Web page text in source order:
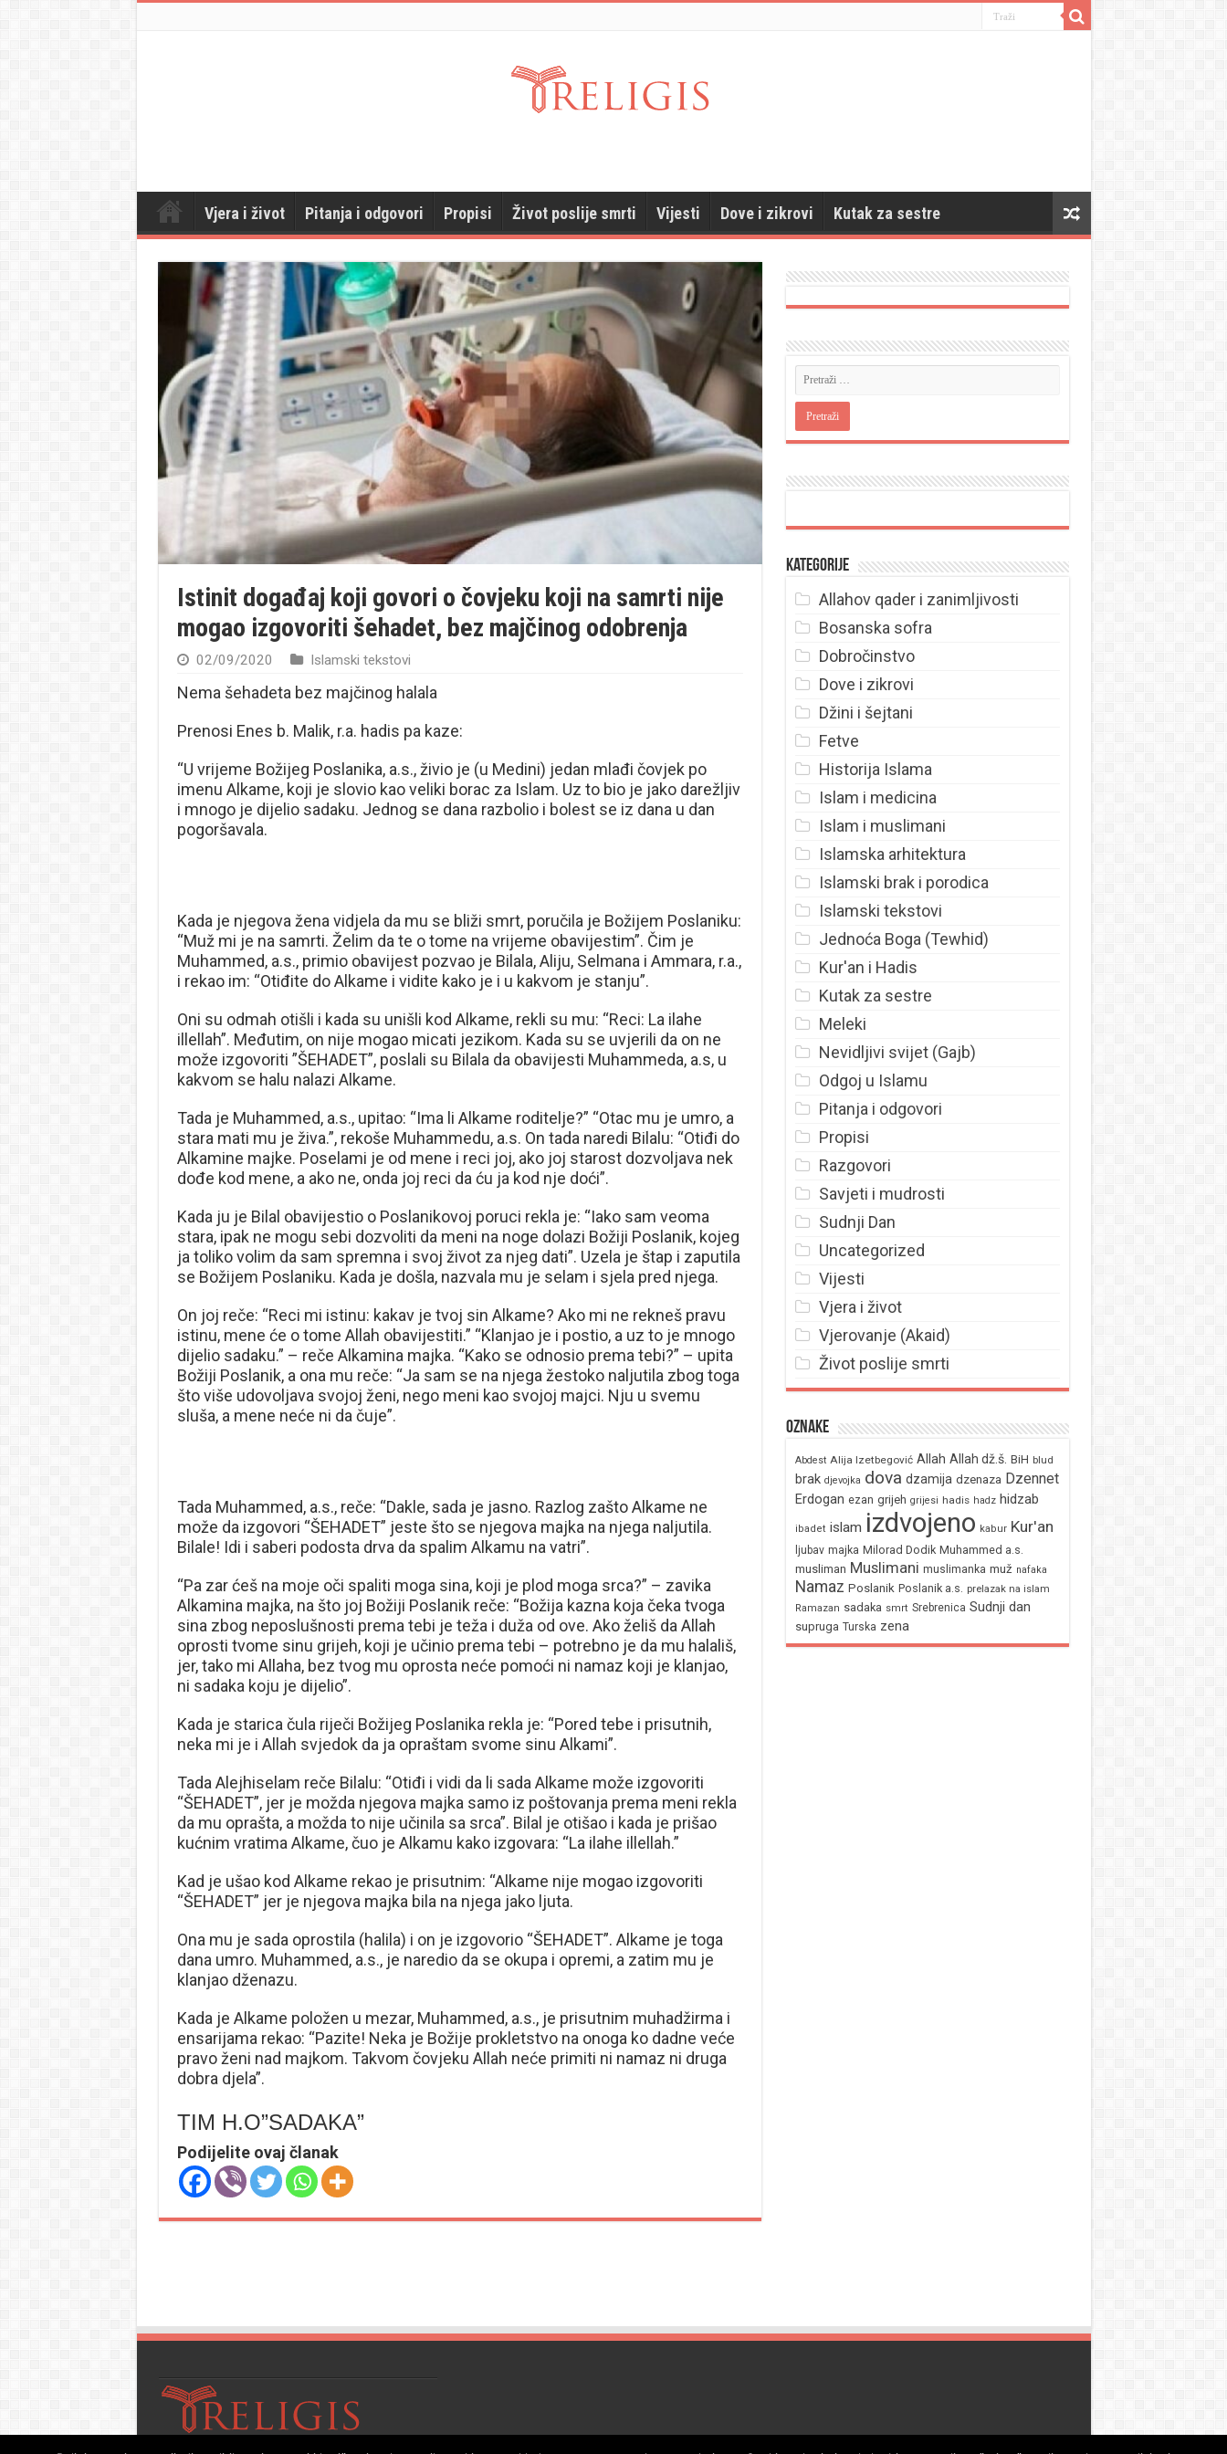
Vjera i život Pitanja i odgovori Propisi Život poslije smrti Vijesti Dove i zikrovi Kutak za sestre
Istinit događaj koji govori o čovjeku koji na samrti nije
mogao izgovoriti šehadet, bez majčinog odobrenja
02/09/2020 Islamski tekstovi
Nema šehadeta bez majčinog halala
Prenosi Enes b. Malik, r.a. hadis pa kaze:
“U vrijeme Božijeg Poslanika, a.s., živio je (u Medini) jedan mlađi čovjek po
imenu Alkame, koji je slovio kao veliki borac za Islam. Uz to bio je jako darežljiv
i mnogo je dijelio sadaku. Jednog se dana razbolio i bolest se iz dana u dan
pogoršavala.
Kada je njegova žena vidjela da mu se bliži smrt, poručila je Božijem Poslaniku:
“Muž mi je na samrti. Želim da te o tome na vrijeme obavijestim”. Čim je
Muhammed, a.s., primio obavijest pozvao je Bilala, Aliju, Selmana i Ammara, r.a.,
i rekao im: “Otiđite do Alkame i vidite kako je i u kakvom je stanju”.
Oni su odmah otišli i kada su unišli kod Alkame, rekli su mu: “Reci: La ilahe
illellah”. Međutim, on nije mogao micati jezikom. Kada su se uvjerili da on ne
može izgovoriti ”ŠEHADET”, poslali su Bilala da obavijesti Muhammeda, a.s, u
kakvom se halu nalazi Alkame.
Tada je Muhammed, a.s., upitao: “Ima li Alkame roditelje?” “Otac mu je umro, a
stara mati mu je živa.”, rekoše Muhammedu, a.s. On tada naredi Bilalu: “Otiđi do
Alkamine majke. Poselami je od mene i reci joj, ako joj starost dozvoljava nek
dođe kod mene, a ako ne, onda joj reci da ću ja kod nje doći”.
Kada ju je Bilal obavijestio o Poslanikovoj poruci rekla je: “Iako sam veoma
stara, ipak ne mogu sebi dozvoliti da meni na noge dolazi Božiji Poslanik, kojeg
ja toliko volim da sam spremna i svoj život za njeg dati”. Uzela je štap i zaputila
se Božijem Poslaniku. Kada je došla, nazvala mu je selam i sjela pred njega.
On joj reče: “Reci mi istinu: kakav je tvoj sin Alkame? Ako mi ne rekneš pravu
istinu, mene će o tome Allah obavijestiti.” “Klanjao je i postio, a uz to je mnogo
dijelio sadaku.” – reče Alkamina majka. “Kako se odnosio prema tebi?” – upita
Božiji Poslanik, a ona mu reče: “Ja sam se na njega žestoko naljutila zbog toga
što više udovoljava svojoj ženi, nego meni kao svojoj majci. Nju u svemu
sluša, a mene neće ni da čuje”.
Tada Muhammed, a.s., reče: “Dakle, sada je jasno. Razlog zašto Alkame ne
može da izgovori “ŠEHADET” jeste što se njegova majka na njega naljutila.
Bilale! Idi i saberi podosta drva da spalim Alkamu na vatri”.
“Pa zar ćeš na moje oči spaliti moga sina, koji je plod moga srca?” – zavika
Alkamina majka, na što joj Božiji Poslanik reče: “Božija kazna koja čeka tvoga
sina zbog neposlušnosti prema tebi je teža i duža od ove. Ako želiš da Allah
oprosti tvome sinu grijeh, koji je učinio prema tebi – potrebno je da mu halališ,
jer, tako mi Allaha, bez tvog mu oprosta neće pomoći ni namaz koji je klanjao,
ni sadaka koju je dijelio”.
Kada je starica čula riječi Božijeg Poslanika rekla je: “Pored tebe i prisutnih,
neka mi je i Allah svjedok da ja opraštam svome sinu Alkami”.
Tada Alejhiselam reče Bilalu: “Otiđi i vidi da li sada Alkame može izgovoriti
“ŠEHADET”, jer je možda njegova majka samo iz poštovanja prema meni rekla
da mu oprašta, a možda to nije učinila sa srca”. Bilal je otišao i kada je prišao
kućnim vratima Alkame, čuo je Alkamu kako izgovara: “La ilahe illellah.”
Kad je ušao kod Alkame rekao je prisutnim: “Alkame nije mogao izgovoriti
“ŠEHADET” jer je njegova majka bila na njega jako ljuta.
Ona mu je sada oprostila (halila) i on je izgovorio “ŠEHADET”. Alkame je toga
dana umro. Muhammed, a.s., je naredio da se okupa i opremi, a zatim mu je
klanjao dženazu.
Kada je Alkame položen u mezar, Muhammed, a.s., je prisutnim muhadžirma i
ensarijama rekao: “Pazite! Neka je Božije prokletstvo na onoga ko dadne veće
pravo ženi nad majkom. Takvom čovjeku Allah neće primiti ni namaz ni druga
dobra djela”.
TIM H.O”SADAKA”
Podijelite ovaj članak
Kategorije
Allahov qader i zanimljivosti
Bosanska sofra
Dobročinstvo
Dove i zikrovi
Džini i šejtani
Fetve
Historija Islama
Islam i medicina
Islam i muslimani
Islamska arhitektura
Islamski brak i porodica
Islamski tekstovi
Jednoća Boga (Tewhid)
Kur'an i Hadis
Kutak za sestre
Meleki
Nevidljivi svijet (Gajb)
Odgoj u Islamu
Pitanja i odgovori
Propisi
Razgovori
Savjeti i mudrosti
Sudnji Dan
Uncategorized
Vijesti
Vjera i život
Vjerovanje (Akaid)
Život poslije smrti
Oznake
Abdest Alija Izetbegović Allah Allah dž.š. BiH blud
brak djevojka dova dzamija dzenaza Dzennet
Erdogan ezan grijeh grijesi hadis hadz hidzab
ibadet islam izdvojeno kabur Kur'an
ljubav majka Milorad Dodik Muhammed a.s.
musliman Muslimani muslimanka muž nafaka
Namaz Poslanik Poslanik a.s. prelazak na islam
Ramazan sadaka smrt Srebrenica Sudnji dan
supruga Turska zena